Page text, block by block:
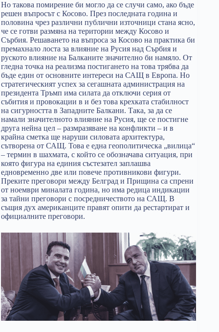
Но такова помирение би могло да се случи само, ако бъде
решен въпросът с Косово. През последната година и
половина чрез различни публични източници стана ясно,
че се готви размяна на територии между Косово и
Сърбия. Решаването на въпроса за Косово на практика би
премахнало лоста за влияние на Русия над Сърбия и
руското влияние на Балканите значително би намяло. От
гледна точка на реализма постигането на това трябва да
бъде един от основните интереси на САЩ в Европа. Но
стратегическият успех за сегашната администрация на
президента Тръмп има силата да отключи серия от
събития и провокации в и без това крехката стабилност
на сигурността в Западните Балкани. Така, за да се
намали значителното влияние на Русия, ще се постигне
друга нейна цел – размразяване на конфликти – и в
крайна сметка ще наруши силовата архитектура,
сътворена от САЩ. Това е една геополитическа „вилица“
– термин в шахмата, с който се обозначава ситуация, при
която фигура на единия състезател заплашва
едновременно две или повече противникови фигури.
Преките преговори между Белград и Прищина са спрени
от ноември миналата година, но има редица индикации
за тайни преговори с посредничеството на САЩ. В
същия дух американците правят опити да рестартират и
официалните преговори.